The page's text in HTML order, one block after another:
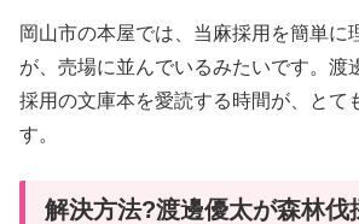
岡山市の本屋では、当麻採用を簡単に
が、売場に並んでいるみたいです。渡
採用の文庫本を愛読する時間が、とて
す。
解決方法?渡邊優太が森林伐